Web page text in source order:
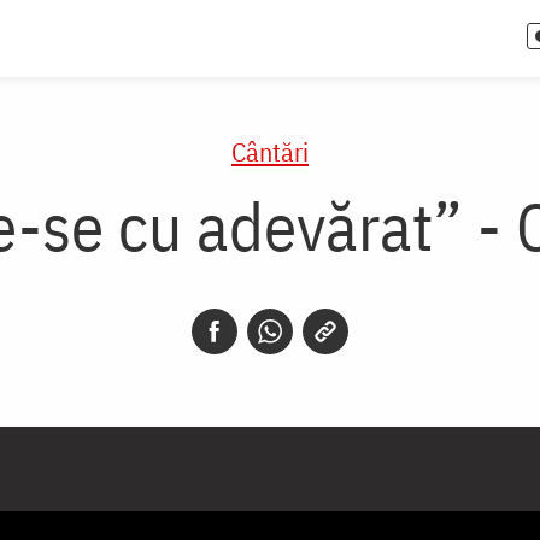
Cântări
se cu adevărat” -